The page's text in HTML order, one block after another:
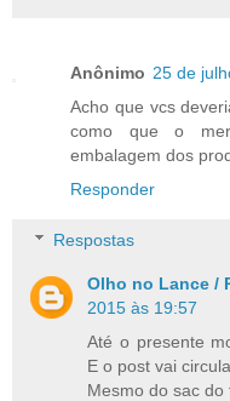
Anônimo 25 de
Acho que vcs
como que o
embalagem dos
Responder
Respostas
Olho no Lance /
2015 às 19:57
Até o presente
E o post vai
Mesmo do sac do